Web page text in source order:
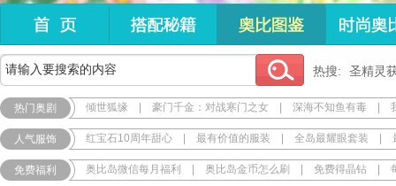
热搜: 圣精灵
热门奥剧 倾世狐缘 豪门千金：对战寒门之女 深海不知鱼有毒
人气服饰 红宝石10周年甜心 最有价值的服装 全岛最耀眼套装
免费福利 奥比岛微信每月福利 奥比岛金币怎么刷 免费得晶钻